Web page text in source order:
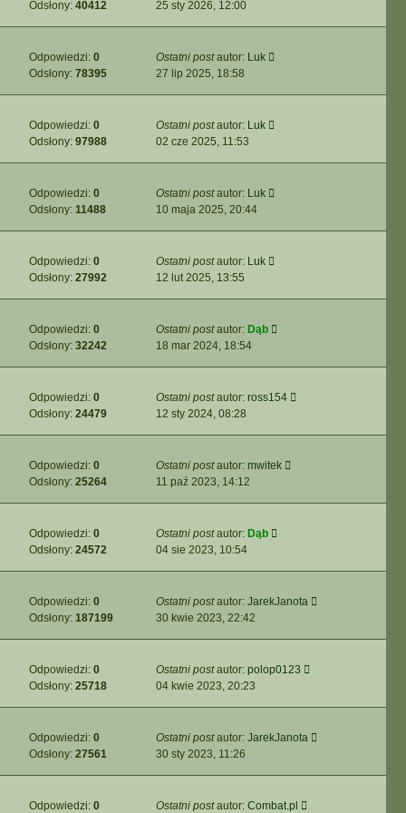
Odsłony: 40412 25 sty 2026, 12:00
Odpowiedzi: 0
Odsłony: 78395
Ostatni postautor: Luk
27 lip 2025, 18:58
Odpowiedzi: 0
Odsłony: 97988
Ostatni postautor: Luk
02 cze 2025, 11:53
Odpowiedzi: 0
Odsłony: 11488
Ostatni postautor: Luk
10 maja 2025, 20:44
Odpowiedzi: 0
Odsłony: 27992
Ostatni postautor: Luk
12 lut 2025, 13:55
Odpowiedzi: 0
Odsłony: 32242
Ostatni postautor: Dąb
18 mar 2024, 18:54
Odpowiedzi: 0
Odsłony: 24479
Ostatni postautor: ross154
12 sty 2024, 08:28
Odpowiedzi: 0
Odsłony: 25264
Ostatni postautor: mwitek
11 paź 2023, 14:12
Odpowiedzi: 0
Odsłony: 24572
Ostatni postautor: Dąb
04 sie 2023, 10:54
Odpowiedzi: 0
Odsłony: 187199
Ostatni postautor: JarekJanota
30 kwie 2023, 22:42
Odpowiedzi: 0
Odsłony: 25718
Ostatni postautor: polop0123
04 kwie 2023, 20:23
Odpowiedzi: 0
Odsłony: 27561
Ostatni postautor: JarekJanota
30 sty 2023, 11:26
Odpowiedzi: 0 Ostatni postautor: Combat.pl